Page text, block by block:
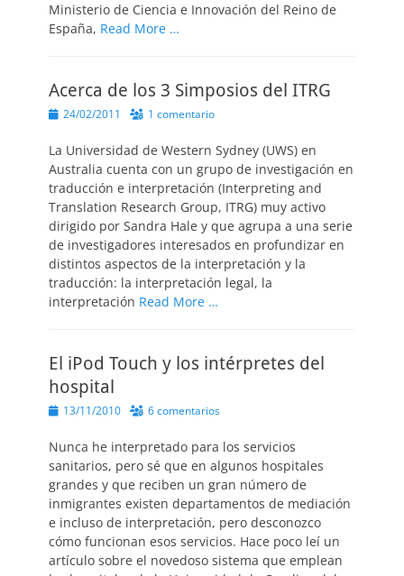
Ministerio de Ciencia e Innovación del Reino de
España, Read More …
Acerca de los 3 Simposios del ITRG
Publicado
24/02/2011 1 comentario
La Universidad de Western Sydney (UWS) en
Australia cuenta con un grupo de investigación en
traducción e interpretación (Interpreting and
Translation Research Group, ITRG) muy activo
dirigido por Sandra Hale y que agrupa a una serie
de investigadores interesados en profundizar en
distintos aspectos de la interpretación y la
traducción: la interpretación legal, la
interpretación Read More …
El iPod Touch y los intérpretes del
hospital
Publicado
13/11/2010 6 comentarios
Nunca he interpretado para los servicios
sanitarios, pero sé que en algunos hospitales
grandes y que reciben un gran número de
inmigrantes existen departamentos de mediación
e incluso de interpretación, pero desconozco
cómo funcionan esos servicios. Hace poco leí un
artículo sobre el novedoso sistema que emplean